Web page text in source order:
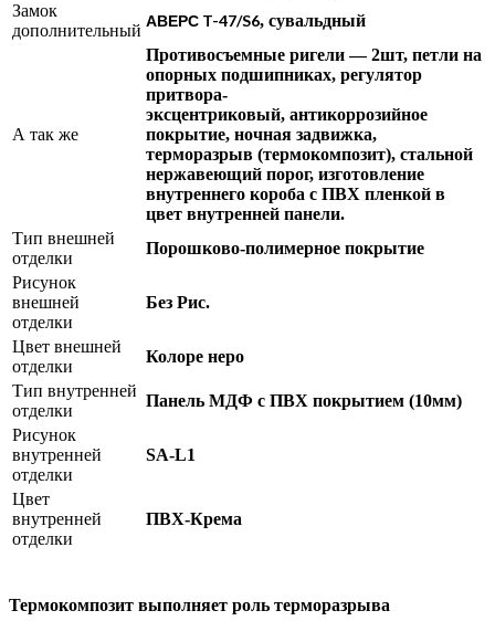
Замок
дополнительный
АВЕРС T-47/S6, сувальдный
А так же
Противосъемные ригели — 2шт, петли на
опорных подшипниках, регулятор
притвора-
эксцентриковый, антикоррозийное
покрытие, ночная задвижка,
терморазрыв (термокомпозит), стальной
нержавеющий порог, изготовление
внутреннего короба с ПВХ пленкой в
цвет внутренней панели.
Тип внешней
отделки
Порошково-полимерное покрытие
Рисунок
внешней
отделки
Без Рис.
Цвет внешней
отделки
Колоре неро
Тип внутренней
отделки
Панель МДФ с ПВХ покрытием (10мм)
Рисунок
внутренней
отделки
SA-L1
Цвет
внутренней
отделки
ПВХ-Крема
Термокомпозит выполняет роль терморазрыва